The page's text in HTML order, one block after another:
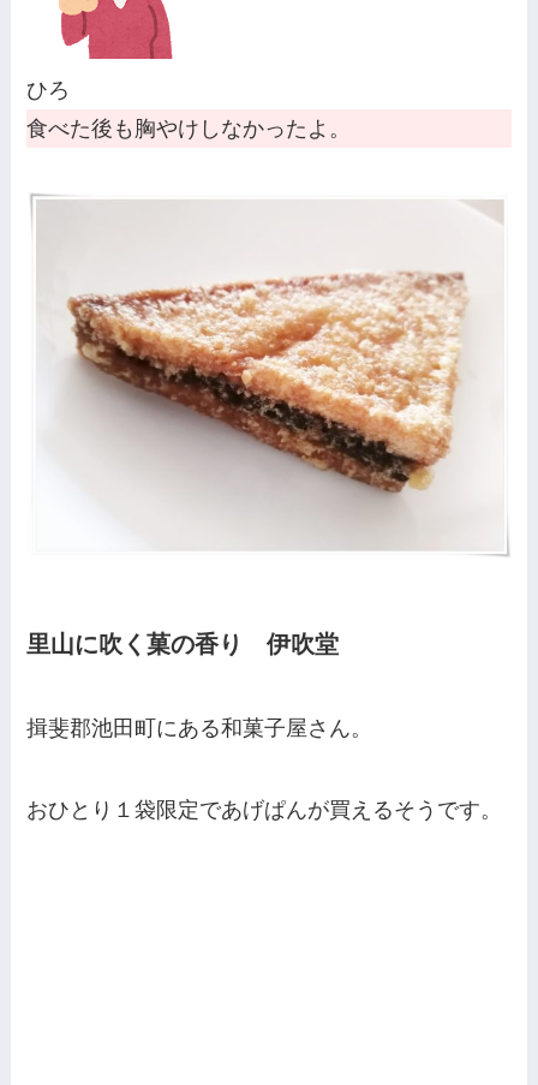
ひろ
食べた後も胸やけしなかったよ。
里山に吹く菓の香り 伊吹堂
揖斐郡池田町にある和菓子屋さん。
おひとり１袋限定であげぱんが買えるそうです。